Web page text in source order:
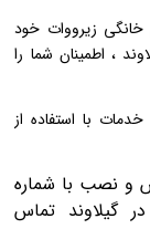
زیرووات خود
، اطمینان شما را
با استفاده از
و نصب با شماره
گیلاوند تماس